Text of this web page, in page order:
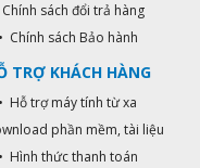
sách đổi trả hàng
• Chính sách Bảo hành
TRỢ KHÁCH HÀNG
• Hỗ trợ máy tính từ xa
phần mềm, tài liệu
• Hình thức thanh toán